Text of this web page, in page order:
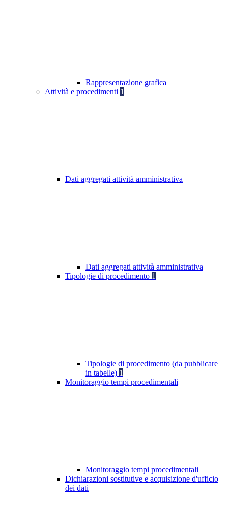
Rappresentazione grafica
Attività e procedimenti 1
Dati aggregati attività amministrativa
Dati aggregati attività amministrativa
Tipologie di procedimento 1
Tipologie di procedimento (da pubblicare
in tabelle) 1
Monitoraggio tempi procedimentali
Monitoraggio tempi procedimentali
Dichiarazioni sostitutive e acquisizione d'ufficio
dei dati